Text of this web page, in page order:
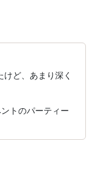
ど、あまり深く
トのパーティー